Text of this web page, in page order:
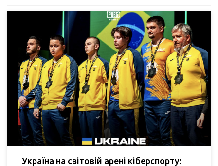
Україна на світовій арені кіберспорту: